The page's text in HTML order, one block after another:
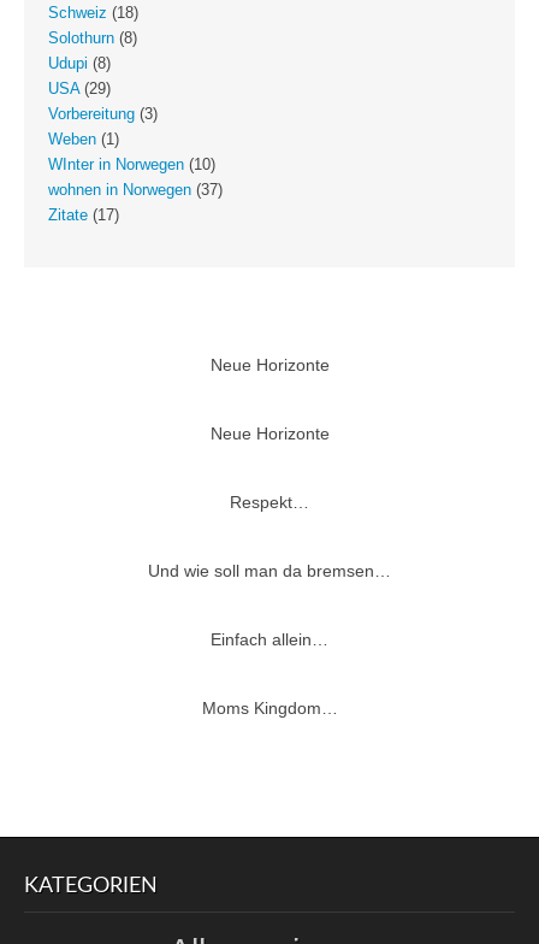
Schweiz (18)
Solothurn (8)
Udupi (8)
USA(29)
Vorbereitung (3)
Weben (1)
WInter in Norwegen (10)
wohnen in Norwegen (37)
Zitate (17)
Neue Horizonte
Neue Horizonte
Respekt…
Und wie soll man da bremsen…
Einfach allein…
Moms Kingdom…
KATEGORIEN